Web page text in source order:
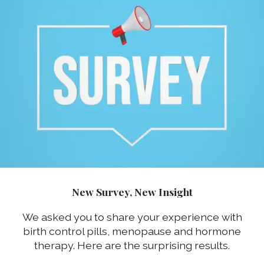
New Survey, New Insight
We asked you to share your experience with
birth control pills, menopause and hormone
therapy. Here are the surprising results.